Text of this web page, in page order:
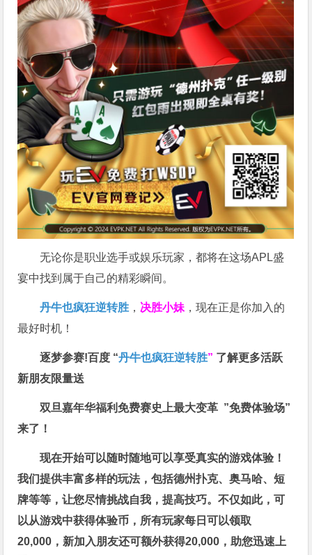
无论你是职业选手或娱乐玩家，都将在这场APL盛
宴中找到属于自己的精彩瞬间。
丹牛也疯狂逆转胜 ， 决胜小妹 ，现在正是你加入的
最好时机！
逐梦参赛!百度 “丹牛也疯狂逆转胜” 了解更多活跃
新朋友限量送
双旦嘉年华福利免费赛史上最大变革 ”免费体验场”
来了！
现在开始可以随时随地可以享受真实的游戏体验！
我们提供丰富多样的玩法，包括德州扑克、奥马哈、短
牌等等，让您尽情挑战自我，提高技巧。不仅如此，可
以从游戏中获得体验币，所有玩家每日可以领取
20,000，新加入朋友还可额外获得20,000，助您迅速上